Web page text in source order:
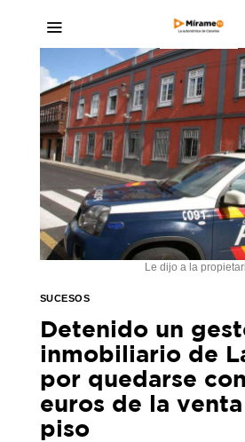
Le dijo a la
SUCESOS
Detenido un
inmobiliario de
por quedarse
euros de la
piso